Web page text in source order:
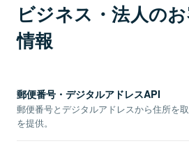
ビジネス・法人の
情報
郵便番号・デジタルアドレスAPI
郵便番号とデジタルアドレスから住所を
を提供。